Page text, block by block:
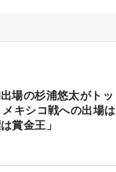
場の杉浦悠太がトッ
キシコ戦への出場は
賞金王」